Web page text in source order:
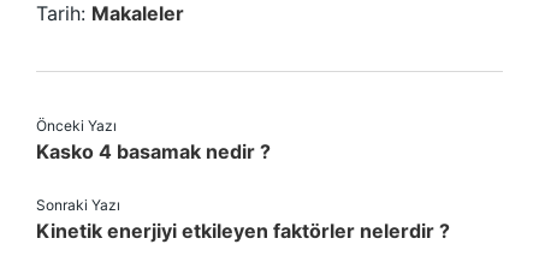
Tarih: Makaleler
Önceki Yazı
Kasko 4 basamak nedir ?
Sonraki Yazı
Kinetik enerjiyi etkileyen faktörler nelerdir ?